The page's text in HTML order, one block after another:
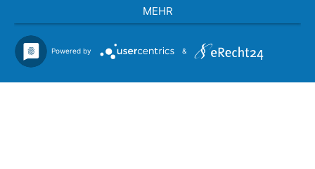
MEHR
Powered by &